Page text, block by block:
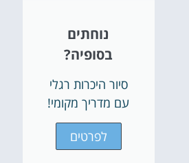
נוחתים
בסופיה?
סיור היכרות רגלי
עם מדריך מקומי!
לפרטים